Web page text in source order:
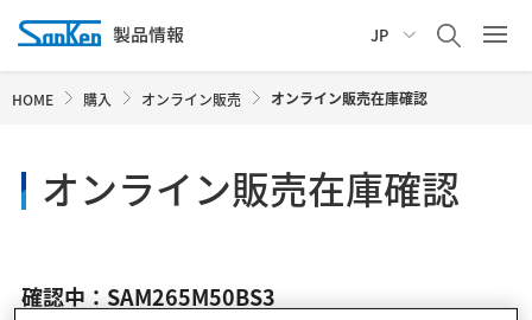
JP
HOME 購入 オンライン販売 オンライン販売在庫確認
オンライン販売在庫確認
確認中：SAM265M50BS3